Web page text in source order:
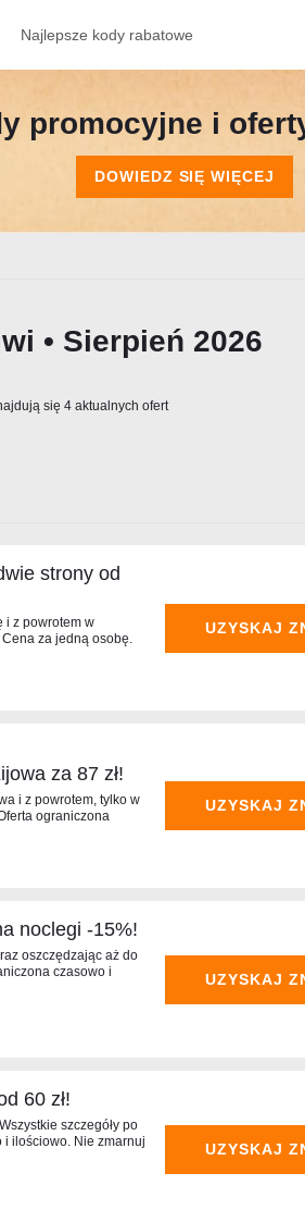
Najlepsze kody rabatowe
promocyjne i
DOWIEDZ SIĘ WIĘCEJ
• Sierpień 2026
się 4 aktualnych ofert
strony od
i z powrotem w
za jedną osobę.
UZYSKAJ
za 87 zł!
i z powrotem, tylko w
ograniczona
UZYSKAJ
noclegi -15%!
oszczędzając aż do
czasowo i
UZYSKAJ
60 zł!
szczegóły po
i ilościowo. Nie zmarnuj
UZYSKAJ